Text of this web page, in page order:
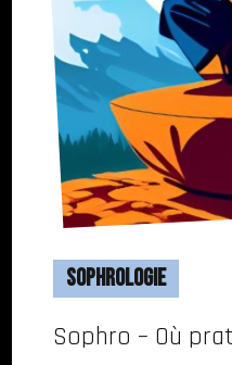
Sophrologie
Sophro – Où